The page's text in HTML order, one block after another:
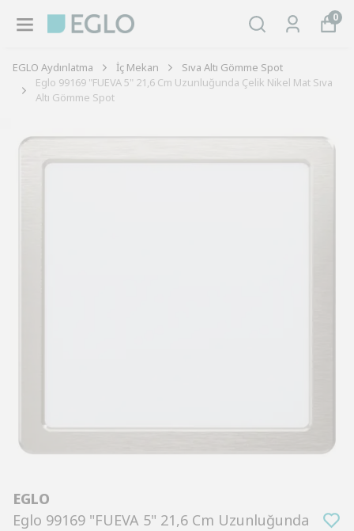
0
EGLO Aydınlatma İç Mekan
Sıva Altı Gömme Spot
Eglo 99169 "FUEVA 5" 21,6 Cm Uzunluğunda Çelik Nikel Mat Sıva
Altı Gömme Spot
EGLO
Eglo 99169 "FUEVA 5" 21,6 Cm Uzunluğunda